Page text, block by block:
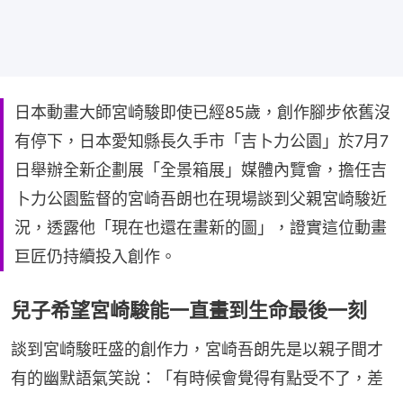
日本動畫大師宮崎駿即使已經85歲，創作腳步依舊沒
有停下，日本愛知縣長久手市「吉卜力公園」於7月7
日舉辦全新企劃展「全景箱展」媒體內覽會，擔任吉
卜力公園監督的宮崎吾朗也在現場談到父親宮崎駿近
況，透露他「現在也還在畫新的圖」，證實這位動畫
巨匠仍持續投入創作。
兒子希望宮崎駿能一直畫到生命最後一刻
談到宮崎駿旺盛的創作力，宮崎吾朗先是以親子間才
有的幽默語氣笑說：「有時候會覺得有點受不了，差